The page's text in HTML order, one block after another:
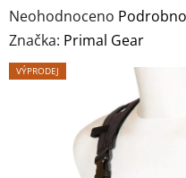
Průměrné
hodnocení
produktu
Neohodnoceno
Značka: Primal Gear
VÝPRODEJ